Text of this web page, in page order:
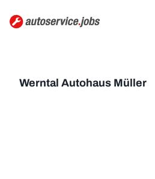
Werntal Autohaus Müller